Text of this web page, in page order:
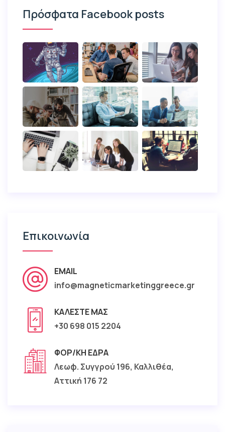
Πρόσφατα Facebook posts
Επικοινωνία
EMAIL
info@magneticmarketinggreece.gr
ΚΑΛΈΣΤΕ ΜΑΣ
+30 698 015 2204
ΦΟΡ/ΚΉ ΈΔΡΑ
Λεωφ. Συγγρού 196, Καλλιθέα,
Αττική 176 72